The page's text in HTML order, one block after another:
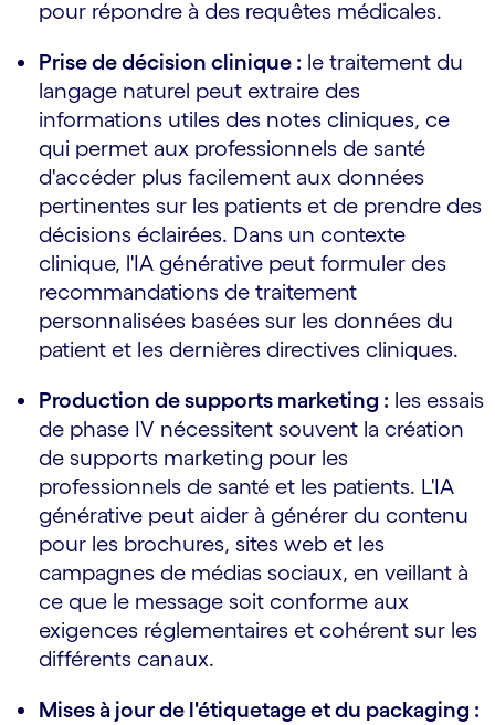
pour répondre à des requêtes médicales.
Prise de décision clinique : le traitement du
langage naturel peut extraire des
informations utiles des notes cliniques, ce
qui permet aux professionnels de santé
d'accéder plus facilement aux données
pertinentes sur les patients et de prendre des
décisions éclairées. Dans un contexte
clinique, l'IA générative peut formuler des
recommandations de traitement
personnalisées basées sur les données du
patient et les dernières directives cliniques.
Production de supports marketing : les essais
de phase IV nécessitent souvent la création
de supports marketing pour les
professionnels de santé et les patients. L'IA
générative peut aider à générer du contenu
pour les brochures, sites web et les
campagnes de médias sociaux, en veillant à
ce que le message soit conforme aux
exigences réglementaires et cohérent sur les
différents canaux.
Mises à jour de l'étiquetage et du packaging :